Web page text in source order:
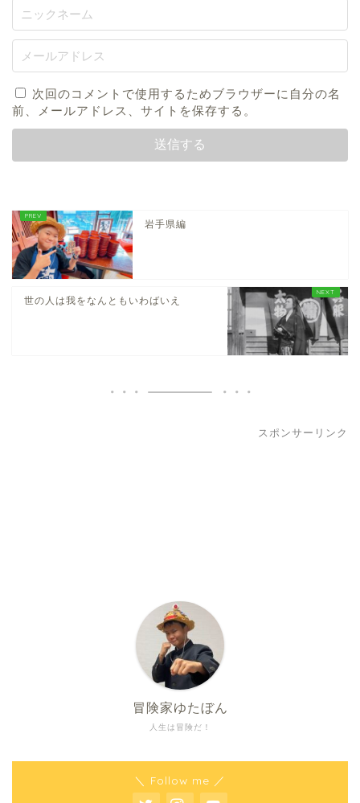
次回のコメントで使用するためブラウザーに自分の名
前、メールアドレス、サイトを保存する。
岩手県編
世の人は我をなんともいわばいえ
スポンサーリンク
人生は冒険だ！
冒険家ゆたぼん
＼ Follow me ／